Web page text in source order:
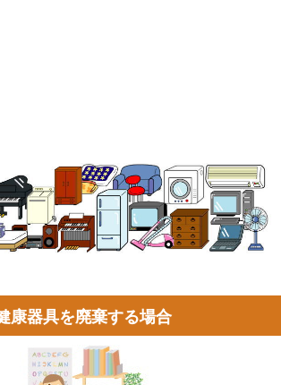
康器具を廃棄する場合